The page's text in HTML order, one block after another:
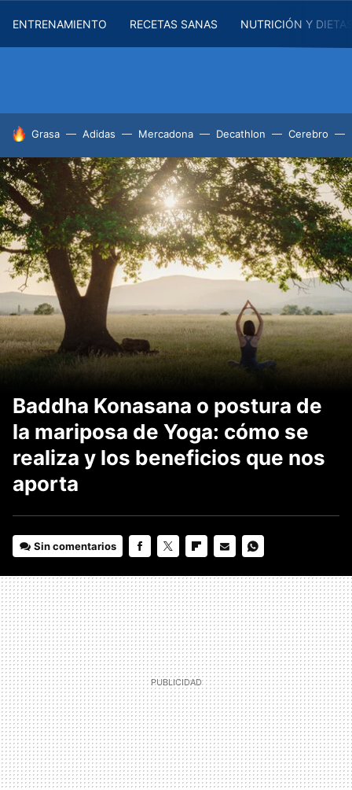
ENTRENAMIENTO RECETAS SANAS NUTRICIÓN Y
HOY SE HABLA DE
Grasa Adidas Mercadona Decathlon Cerebro
Baddha Konasana o postura de
la mariposa de Yoga: cómo se
realiza y los beneficios que nos
aporta
Sin comentarios
MAIL